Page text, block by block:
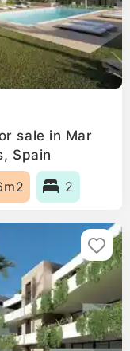
sale in Mar
Spain
2